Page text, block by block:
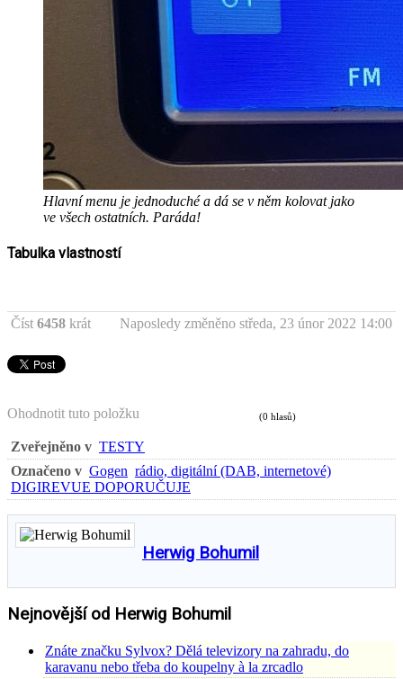
Hlavní menu je jednoduché a dá se v něm kolovat jako
ve všech ostatních. Paráda!
Tabulka vlastností
Číst 6458 krát Naposledy změněno středa, 23 únor 2022 14:00
Ohodnotit tuto položku (0 hlasů)
Zveřejněno v TESTY
Označeno v Gogen rádio, digitální (DAB, internetové)
DIGIREVUE DOPORUČUJE
Herwig Bohumil
Nejnovější od Herwig Bohumil
Znáte značku Sylvox? Dělá televizory na zahradu, do
karavanu nebo třeba do koupelny à la zrcadlo